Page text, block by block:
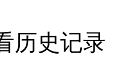
历史记录